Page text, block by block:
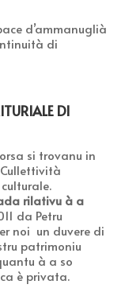
d’ammanuglià
di
DI
rilativu à a
da Petru
noi un duvere di
patrimoniu
à a so
è privata.